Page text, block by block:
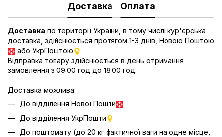
Доставка Оплата
Доставка по території України, в тому числі кур'єрська
доставка, здійснюється протягом 1-3 днів, Новою Поштою
або УкрПоштою
Відправка товару здійснюється в день отримання
замовлення з 09:00 год до 18:00 год.
Доставка можлива:
До відділення Нової Пошти
До відділення УкрПошти
До поштомату (до 20 кг фактичної ваги на одне місце,